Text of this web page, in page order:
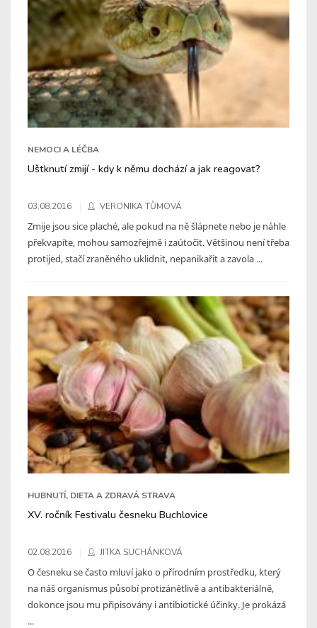
NEMOCI A LÉČBA
Uštknutí zmijí - kdy k němu dochází a jak reagovat?
03.08.2016 VERONIKA TŮMOVÁ
Zmije jsou sice plaché, ale pokud na ně šlápnete nebo je náhle
překvapíte, mohou samozřejmě i zaútočit. Většinou není třeba
protijed, stačí zraněného uklidnit, nepanikařit a zavola ...
HUBNUTÍ, DIETA A ZDRAVÁ STRAVA
XV. ročník Festivalu česneku Buchlovice
02.08.2016 JITKA SUCHÁNKOVÁ
O česneku se často mluví jako o přírodním prostředku, který
na náš organismus působí protizánětlivě a antibakteriálně,
dokonce jsou mu připisovány i antibiotické účinky. Je prokázá
...